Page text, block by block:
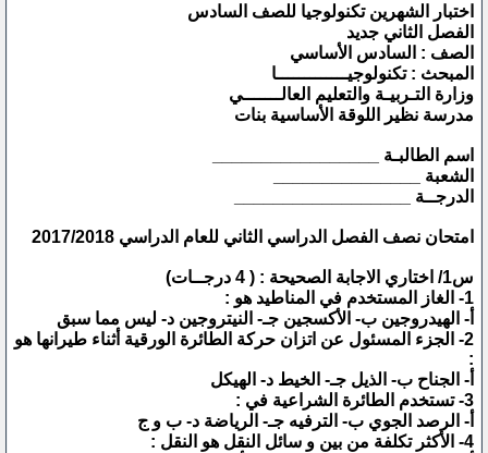
اختبار الشهرين تكنولوجيا للصف السادس
الفصل الثاني جديد
الصف : السادس الأساسي
المبحث : تكنولوجيـــــــــــــا
وزارة التـربيـة والتعليم العالـــــــي
مدرسة نظير اللوقة الأساسية بنات
اسم الطالبـة _________________
الشعبة _______________
الدرجــة __________________
امتحان نصف الفصل الدراسي الثاني للعام الدراسي 2017/2018
س1/ اختاري الاجابة الصحيحة : ( 4 درجــات)
1- الغاز المستخدم في المناطيد هو :
أ‌- الهيدروجين ب- الأكسجين جـ- النيتروجين د- ليس مما سبق
2- الجزء المسئول عن اتزان حركة الطائرة الورقية أثناء طيرانها هو
:
أ‌- الجناح ب- الذيل جـ- الخيط د- الهيكل
3- تستخدم الطائرة الشراعية في :
أ‌- الرصد الجوي ب- الترفيه جـ- الرياضة د- ب و ج
4- الأكثر تكلفة من بين و سائل النقل هو النقل :